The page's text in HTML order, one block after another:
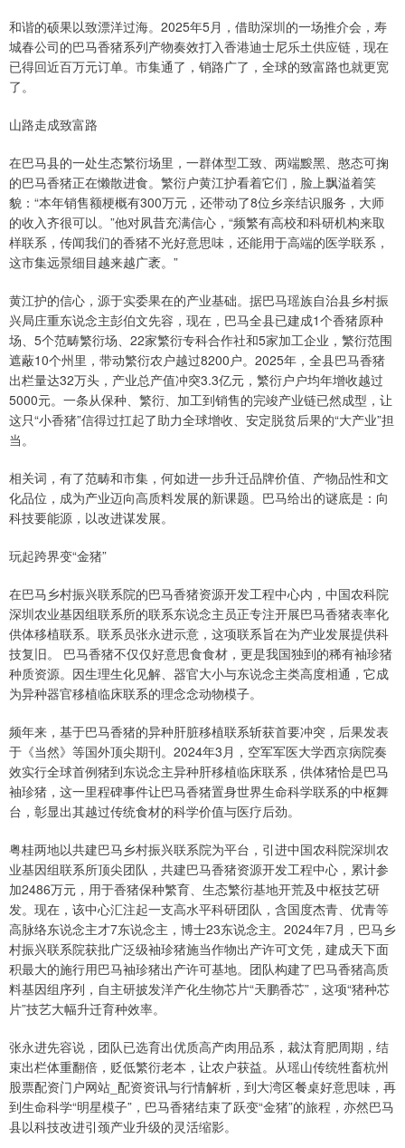
和谐的硕果以致漂洋过海。2025年5月，借助深圳的一场推介会，寿
城春公司的巴马香猪系列产物奏效打入香港迪士尼乐土供应链，现在
已得回近百万元订单。市集通了，销路广了，全球的致富路也就更宽
了。
山路走成致富路
在巴马县的一处生态繁衍场里，一群体型工致、两端黢黑、憨态可掬
的巴马香猪正在懒散进食。繁衍户黄江护看着它们，脸上飘溢着笑
貌：“本年销售额梗概有300万元，还带动了8位乡亲结识服务，大师
的收入齐很可以。”他对夙昔充满信心，“频繁有高校和科研机构来取
样联系，传闻我们的香猪不光好意思味，还能用于高端的医学联系，
这市集远景细目越来越广袤。”
黄江护的信心，源于实委果在的产业基础。据巴马瑶族自治县乡村振
兴局庄重东说念主彭伯文先容，现在，巴马全县已建成1个香猪原种
场、5个范畴繁衍场、22家繁衍专科合作社和5家加工企业，繁衍范围
遮蔽10个州里，带动繁衍农户越过8200户。2025年，全县巴马香猪
出栏量达32万头，产业总产值冲突3.3亿元，繁衍户户均年增收越过
5000元。一条从保种、繁衍、加工到销售的完竣产业链已然成型，让
这只“小香猪”信得过扛起了助力全球增收、安定脱贫后果的“大产业”担
当。
相关词，有了范畴和市集，何如进一步升迁品牌价值、产物品性和文
化品位，成为产业迈向高质料发展的新课题。巴马给出的谜底是：向
科技要能源，以改进谋发展。
玩起跨界变“金猪”
在巴马乡村振兴联系院的巴马香猪资源开发工程中心内，中国农科院
深圳农业基因组联系所的联系东说念主员正专注开展巴马香猪表率化
供体移植联系。联系员张永进示意，这项联系旨在为产业发展提供科
技复旧。 巴马香猪不仅仅好意思食食材，更是我国独到的稀有袖珍猪
种质资源。因生理生化见解、器官大小与东说念主类高度相通，它成
为异种器官移植临床联系的理念念动物模子。
频年来，基于巴马香猪的异种肝脏移植联系斩获首要冲突，后果发表
于《当然》等国外顶尖期刊。2024年3月，空军军医大学西京病院奏
效实行全球首例猪到东说念主异种肝移植临床联系，供体猪恰是巴马
袖珍猪，这一里程碑事件让巴马香猪置身世界生命科学联系的中枢舞
台，彰显出其越过传统食材的科学价值与医疗后劲。
粤桂两地以共建巴马乡村振兴联系院为平台，引进中国农科院深圳农
业基因组联系所顶尖团队，共建巴马香猪资源开发工程中心，累计参
加2486万元，用于香猪保种繁育、生态繁衍基地开荒及中枢技艺研
发。现在，该中心汇注起一支高水平科研团队，含国度杰青、优青等
高脉络东说念主才7东说念主，博士23东说念主。2024年7月，巴马乡
村振兴联系院获批广泛级袖珍猪施当作物出产许可文凭，建成天下面
积最大的施行用巴马袖珍猪出产许可基地。团队构建了巴马香猪高质
料基因组序列，自主研披发洋产化生物芯片“天鹏香芯”，这项“猪种芯
片”技艺大幅升迁育种效率。
张永进先容说，团队已选育出优质高产肉用品系，裁汰育肥周期，结
束出栏体重翻倍，贬低繁衍老本，让农户获益。从瑶山传统牲畜杭州
股票配资门户网站_配资资讯与行情解析，到大湾区餐桌好意思味，再
到生命科学“明星模子”，巴马香猪结束了跃变“金猪”的旅程，亦然巴马
县以科技改进引颈产业升级的灵活缩影。